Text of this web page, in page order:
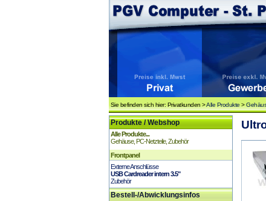
Sie befinden sich hier: Privatkunden >Alle Produkte >
Produkte / Webshop
Alle Produkte...
Gehäuse, PC-Netzteile, Zubehör
Frontpanel
Externe Anschlüsse
USB Cardreader intern 3.5"
Zubehör
Bestell-/Abwicklungsinfos